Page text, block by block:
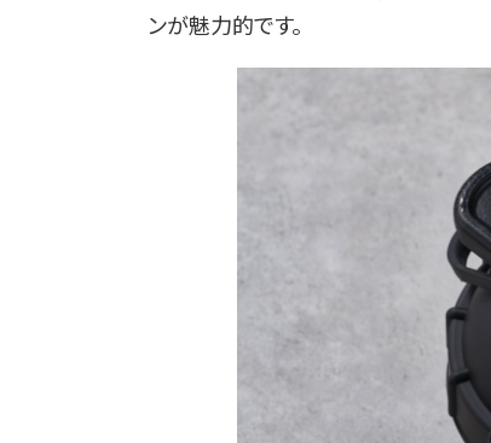
ンが魅力的です。